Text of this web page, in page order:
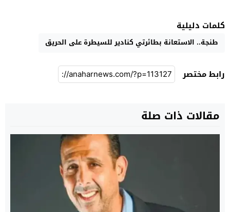
كلمات دليلية
طنجة.. الاستعانة بطائرتي كنادير للسيطرة على الحريق
رابط مختصر
مقالات ذات صلة